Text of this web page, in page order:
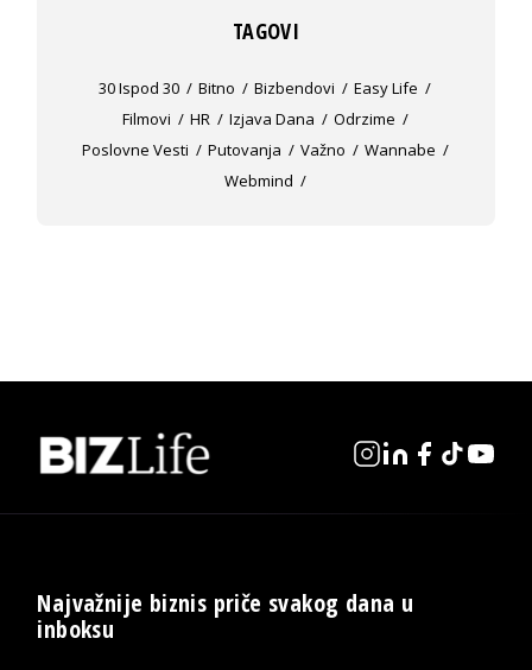
TAGOVI
30 Ispod 30 Bitno Bizbendovi
Easy Life
Filmovi
HR Izjava Dana
Odrzime
Poslovne Vesti
Putovanja Važno
Wannabe
Webmind
Najvažnije biznis priče svakog dana u
inboksu